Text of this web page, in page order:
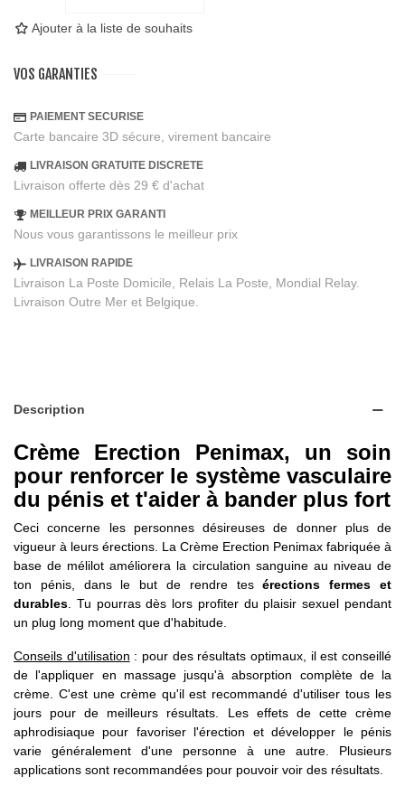
Ajouter à la liste de souhaits
VOS GARANTIES
PAIEMENT SECURISE
Carte bancaire 3D sécure, virement bancaire
LIVRAISON GRATUITE DISCRETE
Livraison offerte dès 29 € d'achat
MEILLEUR PRIX GARANTI
Nous vous garantissons le meilleur prix
LIVRAISON RAPIDE
Livraison La Poste Domicile, Relais La Poste, Mondial Relay.
Livraison Outre Mer et Belgique.
Description
Crème Erection Penimax, un soin
pour renforcer le système vasculaire
du pénis et t'aider à bander plus fort
Ceci concerne les personnes désireuses de donner plus de
vigueur à leurs érections. La Crème Erection Penimax fabriquée à
base de mélilot améliorera la circulation sanguine au niveau de
ton pénis, dans le but de rendre tesérections fermes et
durables . Tu pourras dès lors profiter du plaisir sexuel pendant
un plug long moment que d'habitude.
Conseils d'utilisation : pour des résultats optimaux, il est conseillé
de l'appliquer en massage jusqu'à absorption complète de la
crème. C'est une crème qu'il est recommandé d'utiliser tous les
jours pour de meilleurs résultats. Les effets de cette crème
aphrodisiaque pour favoriser l'érection et développer le pénis
varie généralement d'une personne à une autre. Plusieurs
applications sont recommandées pour pouvoir voir des résultats.